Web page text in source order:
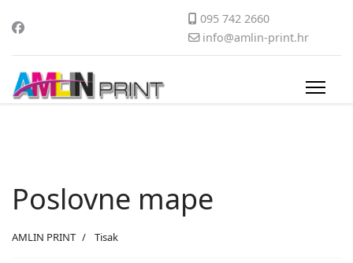
095 742 2660
info@amlin-print.hr
Poslovne mape
AMLIN PRINT Tisak